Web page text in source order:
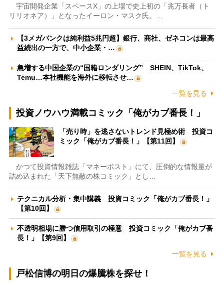
宇宙開発企業「スペースX」の上場で史上初の「兆万長者（ト
リリオネア）」となったイーロン・マスク氏。…
【3メガバンクは純利益5兆円超】銀行、商社、ゼネコンは最高
益続出の一方で、中小企業・…
急増する中国企業の“国籍ロンダリング” SHEIN、TikTok、
Temu…本社機能を海外に移転させ…
一覧を見る
投資ノウハウ満載コミック「俺がカブ番長！」
「売り時」を逃さないトレンド見極め術 投資コ
ミック「俺がカブ番長！」【第11回】
かつて投資情報雑誌「マネーポスト」にて、圧倒的な情報量が
詰め込まれた「天下無敵の株コミック」とし…
テクニカル分析・集中講義 投資コミック「俺がカブ番長！」
【第10回】
不透明相場に勝つ信用取引の極意 投資コミック「俺がカブ番
長！」【第9回】
一覧を見る
戸松信博の明日の爆騰株を探せ！